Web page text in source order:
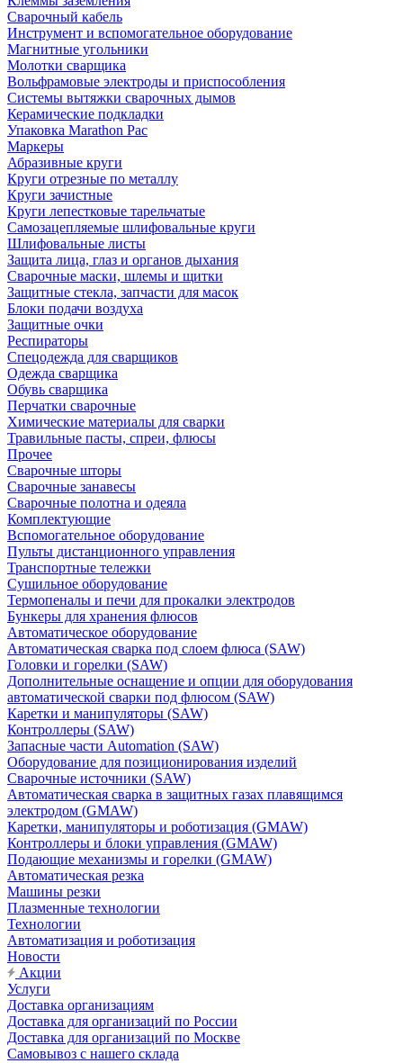
Сварочный кабель
Инструмент и вспомогательное оборудование
Магнитные угольники
Молотки сварщика
Вольфрамовые электроды и приспособления
Системы вытяжки сварочных дымов
Керамические подкладки
Упаковка Marathon Pac
Маркеры
Абразивные круги
Круги отрезные по металлу
Круги зачистные
Круги лепестковые тарельчатые
Самозацепляемые шлифовальные круги
Шлифовальные листы
Защита лица, глаз и органов дыхания
Сварочные маски, шлемы и щитки
Защитные стекла, запчасти для масок
Блоки подачи воздуха
Защитные очки
Респираторы
Спецодежда для сварщиков
Одежда сварщика
Обувь сварщика
Перчатки сварочные
Химические материалы для сварки
Травильные пасты, спреи, флюсы
Прочее
Сварочные шторы
Сварочные занавесы
Сварочные полотна и одеяла
Комплектующие
Вспомогательное оборудование
Пульты дистанционного управления
Транспортные тележки
Сушильное оборудование
Термопеналы и печи для прокалки электродов
Бункеры для хранения флюсов
Автоматическое оборудование
Автоматическая сварка под слоем флюса (SAW)
Головки и горелки (SAW)
Дополнительные оснащение и опции для оборудования
автоматической сварки под флюсом (SAW)
Каретки и манипуляторы (SAW)
Контроллеры (SAW)
Запасные части Automation (SAW)
Оборудование для позиционирования изделий
Сварочные источники (SAW)
Автоматическая сварка в защитных газах плавящимся
электродом (GMAW)
Каретки, манипуляторы и роботизация (GMAW)
Контроллеры и блоки управления (GMAW)
Подающие механизмы и горелки (GMAW)
Автоматическая резка
Машины резки
Плазменные технологии
Технологии
Автоматизация и роботизация
Новости
Акции
Услуги
Доставка организациям
Доставка для организаций по России
Доставка для организаций по Москве
Самовывоз с нашего склада